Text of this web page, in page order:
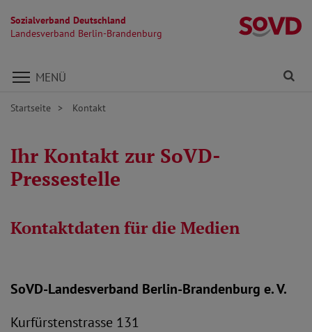
Sozialverband Deutschland
Landesverband Berlin-Brandenburg
Direkt zu den Inhalten springen
MENÜ
Startseite Kontakt
Ihr Kontakt zur SoVD-
Pressestelle
Kontaktdaten für die Medien
SoVD-Landesverband Berlin-Brandenburg e. V.
Kurfürstenstrasse 131